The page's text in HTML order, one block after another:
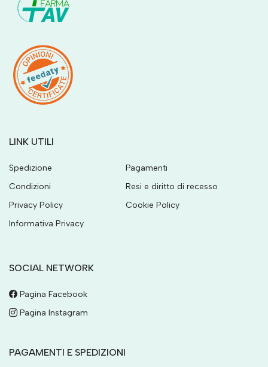
LINK UTILI
Spedizione
Pagamenti
Condizioni
Resi e diritto di recesso
Privacy Policy
Cookie Policy
Informativa Privacy
SOCIAL NETWORK
Pagina Facebook
Pagina Instagram
PAGAMENTI E SPEDIZIONI